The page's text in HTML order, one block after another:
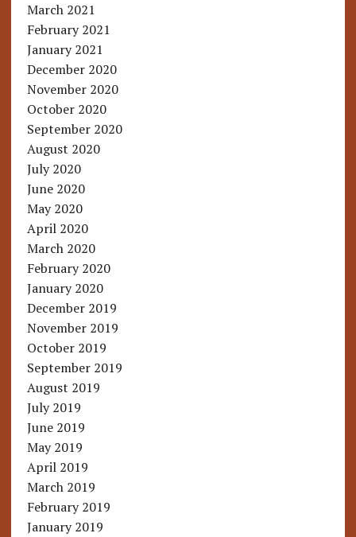
March 2021
February 2021
January 2021
December 2020
November 2020
October 2020
September 2020
August 2020
July 2020
June 2020
May 2020
April 2020
March 2020
February 2020
January 2020
December 2019
November 2019
October 2019
September 2019
August 2019
July 2019
June 2019
May 2019
April 2019
March 2019
February 2019
January 2019